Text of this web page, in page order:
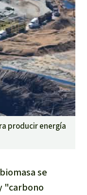
producir energía
se
"carbono